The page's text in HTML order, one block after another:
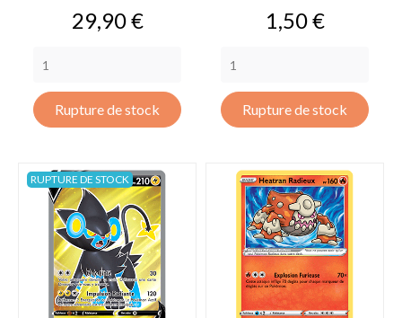
Prix
29,90 €
Rupture de stock
Prix
1,50 €
Rupture de stock
RUPTURE DE STOCK